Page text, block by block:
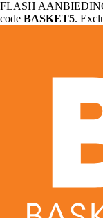
FLASH
code BASKET5.